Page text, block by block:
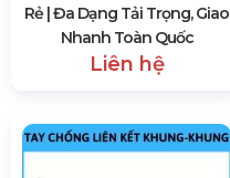
Rẻ | Đa Dạng Tải Trọng, Giao
Nhanh Toàn Quốc
Liên hệ